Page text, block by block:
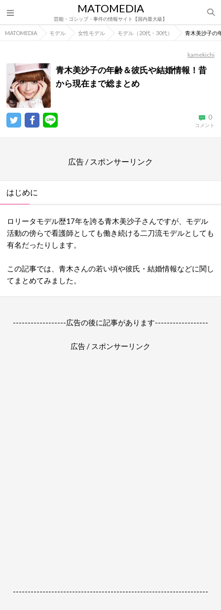
MATOMEDIA
芸能・ゴシップ・事件の情報サイト【国内最大級】
MATOMEDIA モデル 女性モデル モデル（20代・30代） 青木美沙子の
kamekichi
青木美沙子の年齢＆彼氏や結婚情報！昔
から現在まで総まとめ
0
コメント
広告 / スポンサーリンク
はじめに
ロリータモデル歴17年を誇る青木美沙子さんですが、モデル
活動の傍らで看護師としても働き続ける二刀流モデルとしても
有名だったりします。
この記事では、青木さんの若い頃や彼氏・結婚情報などに関し
てまとめてみました。
------------------広告の後に記事があります------------------
広告 / スポンサーリンク
------------------------------------------------------------------